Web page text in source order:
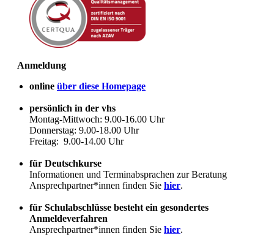
Anmeldung
online über diese Homepage
persönlich in der vhs
Montag-Mittwoch: 9.00-16.00 Uhr
Donnerstag: 9.00-18.00 Uhr
Freitag: 9.00-14.00 Uhr
für Deutschkurse
Informationen und Terminabsprachen zur Beratung
Ansprechpartner*innen finden Sie hier.
für Schulabschlüsse besteht ein gesondertes
Anmeldeverfahren
Ansprechpartner*innen finden Sie hier.